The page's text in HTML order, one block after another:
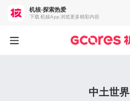
中土世界
机核-探索热爱
下载 机核App 浏览更多精彩内容